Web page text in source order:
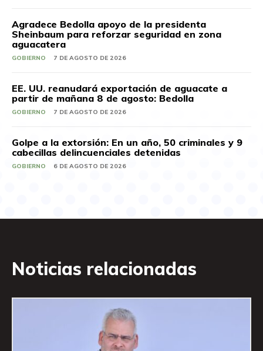
Agradece Bedolla apoyo de la presidenta
Sheinbaum para reforzar seguridad en zona
aguacatera
GOBIERNO 7 DE AGOSTO DE 2026
EE. UU. reanudará exportación de aguacate a
partir de mañana 8 de agosto: Bedolla
GOBIERNO 7 DE AGOSTO DE 2026
Golpe a la extorsión: En un año, 50 criminales y 9
cabecillas delincuenciales detenidas
GOBIERNO 6 DE AGOSTO DE 2026
Noticias relacionadas